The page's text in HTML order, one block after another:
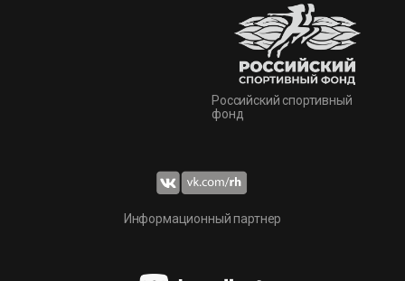
Российский спортивный
фонд
Информационный партнер